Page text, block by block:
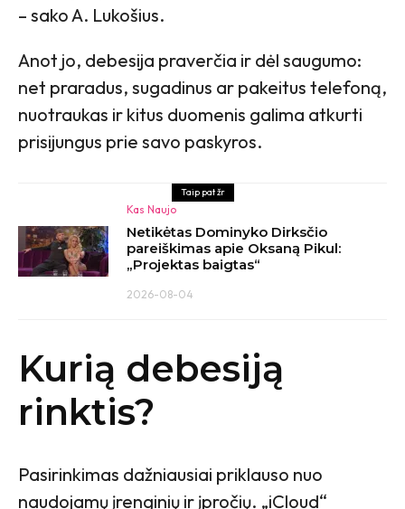
– sako A. Lukošius.
Anot jo, debesija praverčia ir dėl saugumo:
net praradus, sugadinus ar pakeitus telefoną,
nuotraukas ir kitus duomenis galima atkurti
prisijungus prie savo paskyros.
Taip pat žr
Kas Naujo
Netikėtas Dominyko Dirksčio
pareiškimas apie Oksaną Pikul:
„Projektas baigtas“
2026-08-04
Kurią debesiją
rinktis?
Pasirinkimas dažniausiai priklauso nuo
naudojamų įrenginių ir įpročių. „iCloud“